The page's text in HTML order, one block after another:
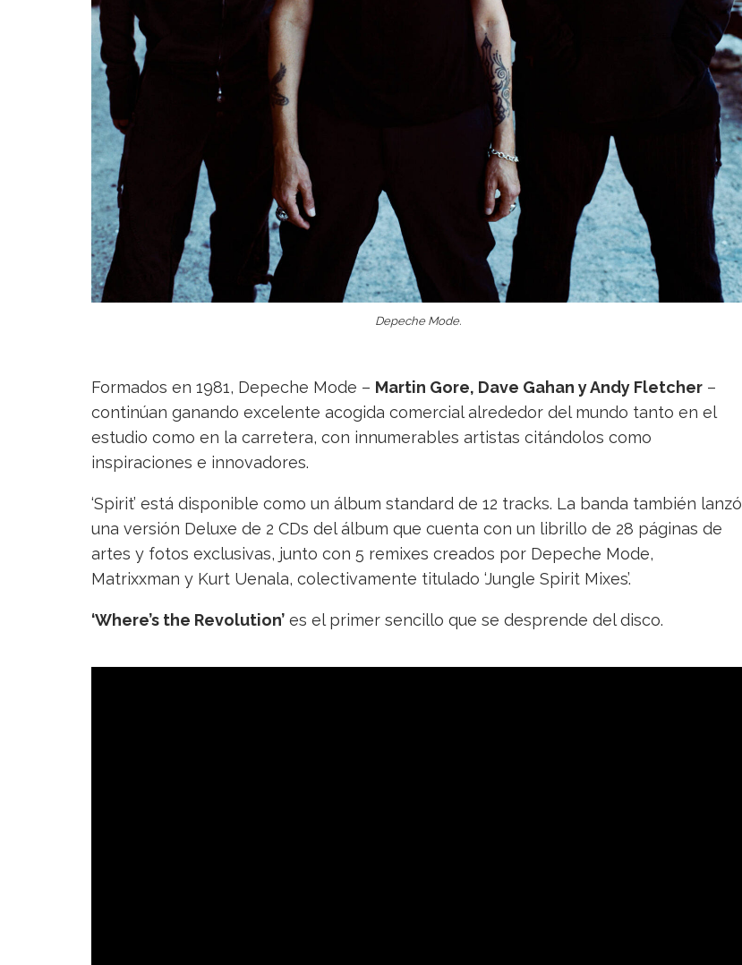
Depeche Mode.
Formados en 1981, Depeche Mode – Martin Gore, Dave Gahan y Andy Fletcher –
continúan ganando excelente acogida comercial alrededor del mundo tanto en el
estudio como en la carretera, con innumerables artistas citándolos como
inspiraciones e innovadores.
‘Spirit’ está disponible como un álbum standard de 12 tracks. La banda también lanzó
una versión Deluxe de 2 CDs del álbum que cuenta con un librillo de 28 páginas de
artes y fotos exclusivas, junto con 5 remixes creados por Depeche Mode,
Matrixxman y Kurt Uenala, colectivamente titulado ‘Jungle Spirit Mixes’.
‘Where’s the Revolution’ es el primer sencillo que se desprende del disco.